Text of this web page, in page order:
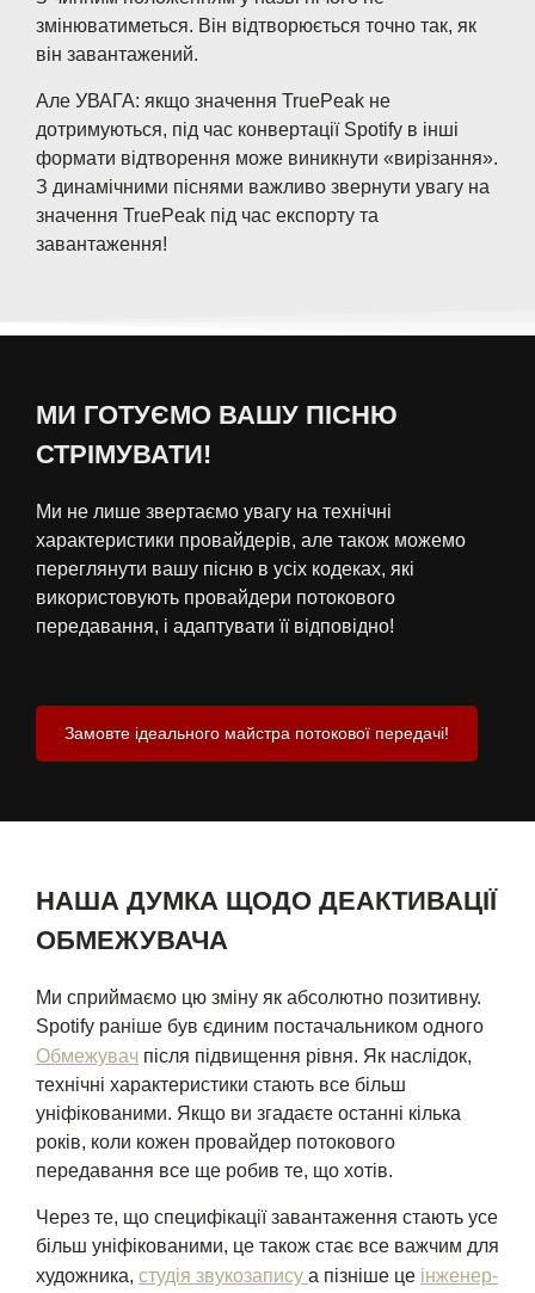
змінюватиметься. Він відтворюється точно так, як
він завантажений.
Але УВАГА: якщо значення TruePeak не
дотримуються, під час конвертації Spotify в інші
формати відтворення може виникнути «вирізання».
З динамічними піснями важливо звернути увагу на
значення TruePeak під час експорту та
завантаження!
МИ ГОТУЄМО ВАШУ ПІСНЮ
СТРІМУВАТИ!
Ми не лише звертаємо увагу на технічні
характеристики провайдерів, але також можемо
переглянути вашу пісню в усіх кодеках, які
використовують провайдери потокового
передавання, і адаптувати її відповідно!
Замовте ідеального майстра потокової передачі!
НАША ДУМКА ЩОДО ДЕАКТИВАЦІЇ
ОБМЕЖУВАЧА
Ми сприймаємо цю зміну як абсолютно позитивну.
Spotify раніше був єдиним постачальником одного
Обмежувач після підвищення рівня. Як наслідок,
технічні характеристики стають все більш
уніфікованими. Якщо ви згадаєте останні кілька
років, коли кожен провайдер потокового
передавання все ще робив те, що хотів.
Через те, що специфікації завантаження стають усе
більш уніфікованими, це також стає все важчим для
художника, студія звукозапису а пізніше це інженер-